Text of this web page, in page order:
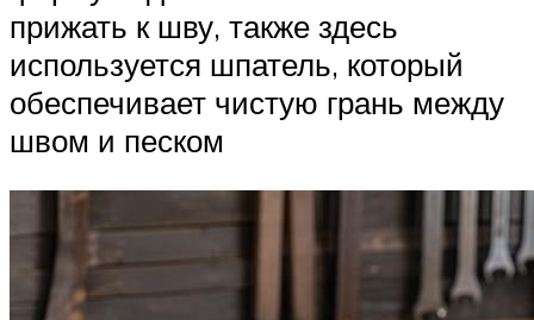
прижать к шву, также здесь
используется шпатель, который
обеспечивает чистую грань между
швом и песком